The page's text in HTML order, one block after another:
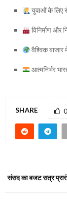
युवाओं के लिए
विनिर्माण और
वैश्विक बाजार
आत्मनिर्भर
SHARE 0
संसद का बजट सत्र